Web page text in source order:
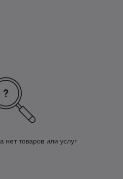
нет товаров или услуг